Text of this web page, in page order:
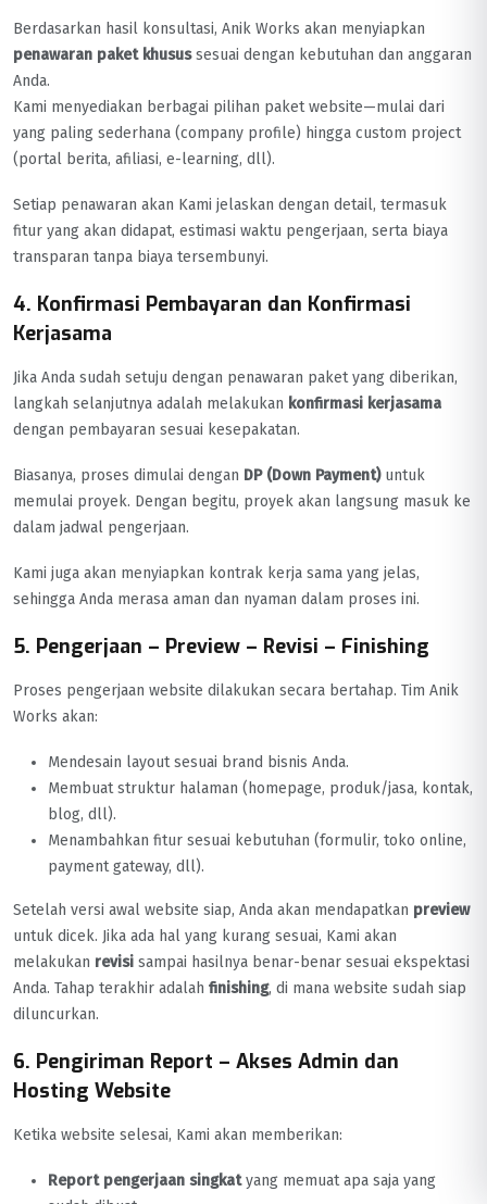
Berdasarkan hasil konsultasi, Anik Works akan menyiapkan
penawaran paket khusussesuai dengan kebutuhan dan anggaran
Anda.
Kami menyediakan berbagai pilihan paket website—mulai dari
yang paling sederhana (company profile) hingga custom project
(portal berita, afiliasi, e-learning, dll).
Setiap penawaran akan Kami jelaskan dengan detail, termasuk
fitur yang akan didapat, estimasi waktu pengerjaan, serta biaya
transparan tanpa biaya tersembunyi.
4. Konfirmasi Pembayaran dan Konfirmasi
Kerjasama
Jika Anda sudah setuju dengan penawaran paket yang diberikan,
langkah selanjutnya adalah melakukan konfirmasi kerjasama
dengan pembayaran sesuai kesepakatan.
Biasanya, proses dimulai dengan DP (Down Payment)untuk
memulai proyek. Dengan begitu, proyek akan langsung masuk ke
dalam jadwal pengerjaan.
Kami juga akan menyiapkan kontrak kerja sama yang jelas,
sehingga Anda merasa aman dan nyaman dalam proses ini.
5. Pengerjaan – Preview – Revisi – Finishing
Proses pengerjaan website dilakukan secara bertahap. Tim Anik
Works akan:
Mendesain layout sesuai brand bisnis Anda.
Membuat struktur halaman (homepage, produk/jasa, kontak,
blog, dll).
Menambahkan fitur sesuai kebutuhan (formulir, toko online,
payment gateway, dll).
Setelah versi awal website siap, Anda akan mendapatkan preview
untuk dicek. Jika ada hal yang kurang sesuai, Kami akan
melakukan revisi sampai hasilnya benar-benar sesuai ekspektasi
Anda. Tahap terakhir adalah finishing, di mana website sudah siap
diluncurkan.
6. Pengiriman Report – Akses Admin dan
Hosting Website
Ketika website selesai, Kami akan memberikan:
Report pengerjaan singkatyang memuat apa saja yang